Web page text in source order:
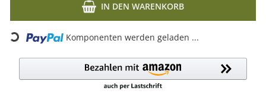
IN DEN WARENKORB
Loading... Komponenten werden geladen ...